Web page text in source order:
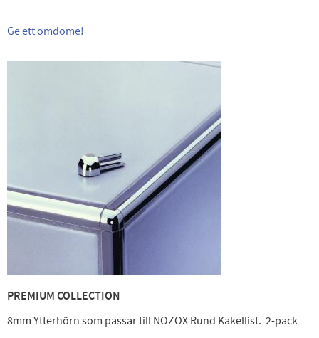
Ge ett omdöme!
PREMIUM COLLECTION
8mm Ytterhörn som passar till NOZOX Rund Kakellist. 2-pack